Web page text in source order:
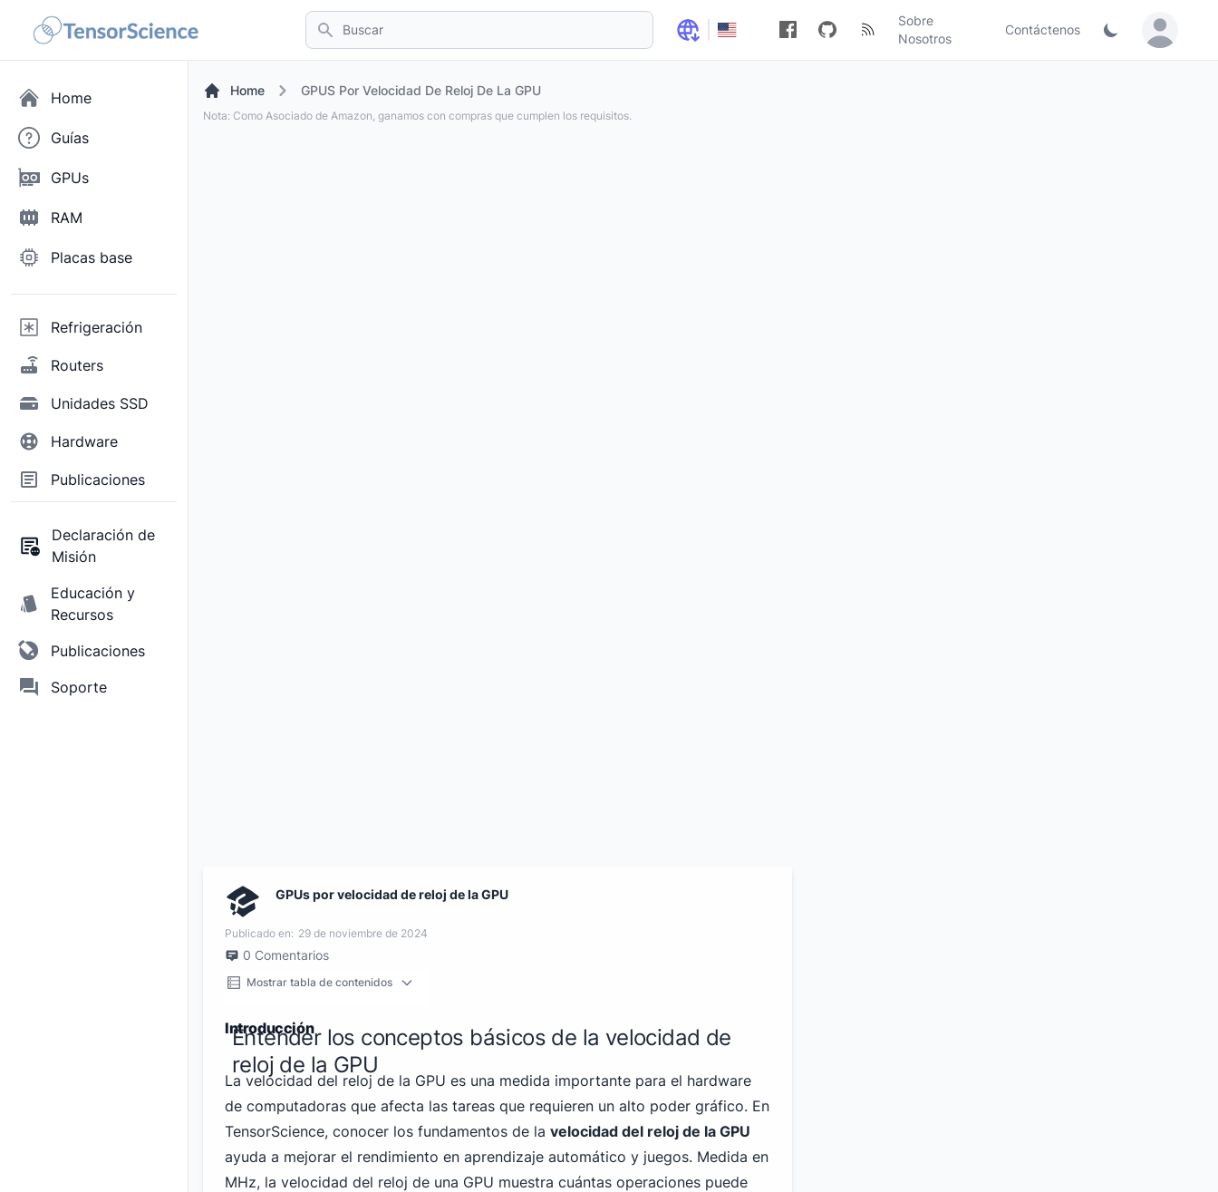
Buscar
Sobre
Nosotros
Contáctenos Sign in /
Home
Guías
GPUs
RAM
Placas base
Refrigeración
Routers
Unidades SSD
Hardware
Publicaciones
Declaración de
Misión
Educación y
Recursos
Publicaciones
Soporte
Home GPUS Por Velocidad De Reloj De La GPU
Nota: Como Asociado de Amazon, ganamos con compras que cumplen los requisitos.
GPUs por velocidad de reloj de la GPU
Publicado en: 29 de noviembre de 2024
0 Comentarios
Mostrar tabla de contenidos
Introducción
Entender los conceptos básicos de la velocidad de
reloj de la GPU
La velocidad del reloj de la GPU es una medida importante para el hardware
de computadoras que afecta las tareas que requieren un alto poder gráfico. En
TensorScience, conocer los fundamentos de la velocidad del reloj de la GPU
ayuda a mejorar el rendimiento en aprendizaje automático y juegos. Medida en
MHz, la velocidad del reloj de una GPU muestra cuántas operaciones puede